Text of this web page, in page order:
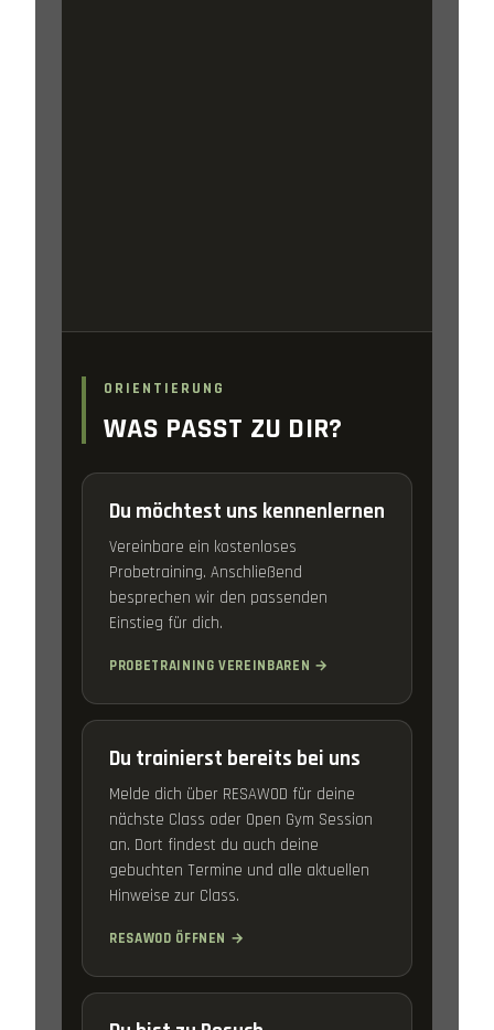
ORIENTIERUNG
WAS PASST ZU DIR?
Du möchtest uns kennenlernen
Vereinbare ein kostenloses
Probetraining. Anschließend
besprechen wir den passenden
Einstieg für dich.
PROBETRAINING VEREINBAREN →
Du trainierst bereits bei uns
Melde dich über RESAWOD für deine
nächste Class oder Open Gym Session
an. Dort findest du auch deine
gebuchten Termine und alle aktuellen
Hinweise zur Class.
RESAWOD ÖFFNEN →